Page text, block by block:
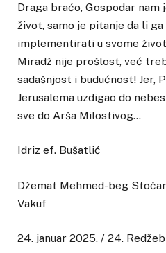
Draga braćo, Gospodar
život, samo je pitanje da li
implementirati u svome
Miradž nije prošlost, već
sadašnjost i budućnost! Jer,
Jerusalema uzdigao do
sve do Arša Milostivog…
Idriz ef. Bušatlić
Džemat Mehmed-beg
Vakuf
24. januar 2025. / 24.